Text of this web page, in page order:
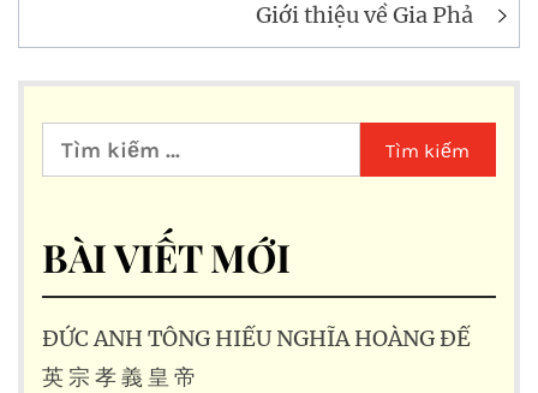
Giới thiệu về Gia Phả
Tìm
kiếm
BÀI VIẾT MỚI
ĐỨC ANH TÔNG HIẾU NGHĨA HOÀNG ĐẾ
英 宗 孝 義 皇 帝